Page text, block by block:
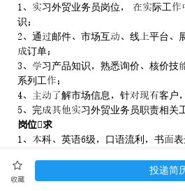
习外贸业务员岗位 际工
识
通邮件市场互线平台
订单
习产品知识熟悉询价核价
系列工
解市场信息针客户
完习外贸业务员职责相关
岗位求
科英语级口语流利书表
责任感良沟通团队合
目标明确志外贸业愿
收藏
投递简